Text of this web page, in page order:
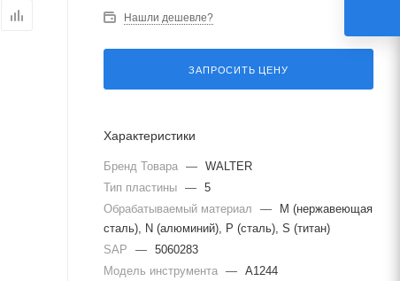
Нашли дешевле?
ЗАПРОСИТЬ ЦЕНУ
Характеристики
Бренд Товара — WALTER
Тип пластины — 5
Обрабатываемый материал
—
M (нержавеющая
сталь), N (алюминий), P (сталь), S (титан)
SAP
— 5060283
Модель инструмента — A1244